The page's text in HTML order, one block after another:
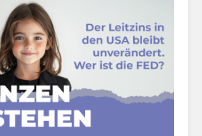
Finanzen
für
Kids
Wirtschaft
Kids